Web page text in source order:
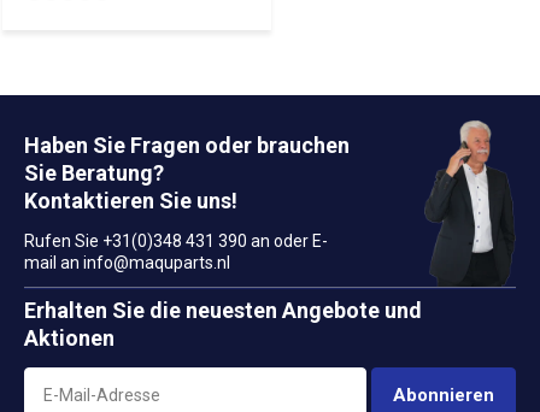
Haben Sie Fragen oder brauchen
Sie Beratung?
Kontaktieren Sie uns!
Rufen Sie +31(0)348 431 390 an oder E-
mail an info@maquparts.nl
Erhalten Sie die neuesten Angebote und
Aktionen
Abonnieren